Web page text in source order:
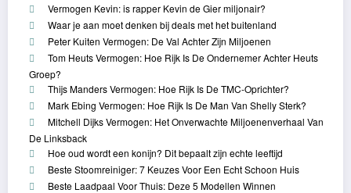
Vermogen Kevin: is rapper Kevin de Gier miljonair?
Waar je aan moet denken bij deals met het buitenland
Peter Kuiten Vermogen: De Val Achter Zijn Miljoenen
Tom Heuts Vermogen: Hoe Rijk Is De Ondernemer Achter Heuts
Groep?
Thijs Manders Vermogen: Hoe Rijk Is De TMC-Oprichter?
Mark Ebing Vermogen: Hoe Rijk Is De Man Van Shelly Sterk?
Mitchell Dijks Vermogen: Het Onverwachte Miljoenenverhaal Van
De Linksback
Hoe oud wordt een konijn? Dit bepaalt zijn echte leeftijd
Beste Stoomreiniger: 7 Keuzes Voor Een Echt Schoon Huis
Beste Laadpaal Voor Thuis: Deze 5 Modellen Winnen